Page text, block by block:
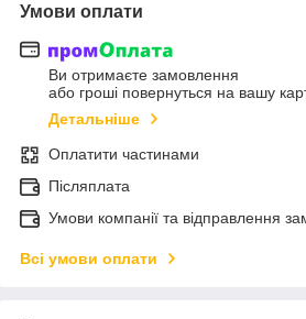
Умови оплати
Ви отримаєте замовлення
або гроші повернуться на вашу
Детальніше
Оплатити частинами
Післяплата
Умови компанії та відправлення
Всі умови оплати